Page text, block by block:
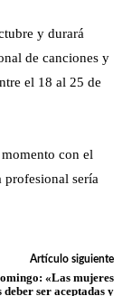
y durará
de canciones y
el 18 al 25 de
con el
profesional sería
Artículo siguiente
«Las mujeres
ser aceptadas y